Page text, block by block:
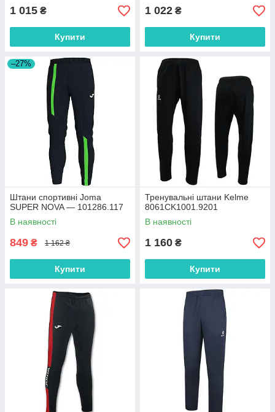
1 015 ₴
Купити
1 022 ₴
Купити
–27%
Штани спортивні Joma
SUPER NOVA — 101286.117
В наявності
849 ₴ 1 162 ₴
Купити
Тренувальні штани Kelme
8061CK1001.9201
В наявності
1 160 ₴
Купити